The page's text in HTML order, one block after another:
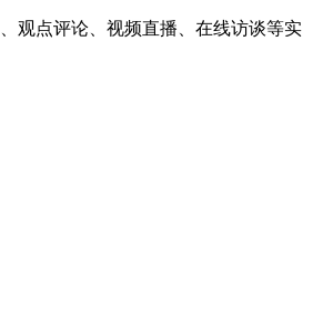
观点评论、视频直播、在线访谈等实